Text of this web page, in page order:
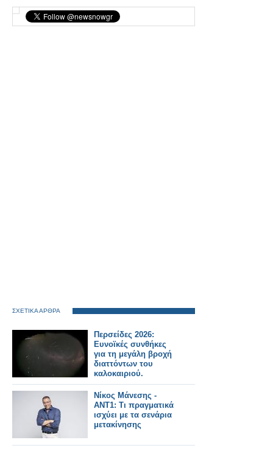
ΣΧΕΤΙΚΑ ΑΡΘΡΑ
Περσείδες 2026:
Ευνοϊκές συνθήκες
για τη μεγάλη βροχή
διαττόντων του
καλοκαιριού.
Νίκος Μάνεσης -
ΑΝΤ1: Τι πραγματικά
ισχύει με τα σενάρια
μετακίνησης